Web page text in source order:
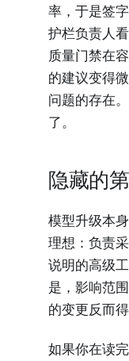
率，于是签
护栏负责人
质量门禁在
的建议变得
问题的存在
了。
隐藏的
模型升级本
理想：负责
说明的高级
是，影响范
的变更反而
如果你在读